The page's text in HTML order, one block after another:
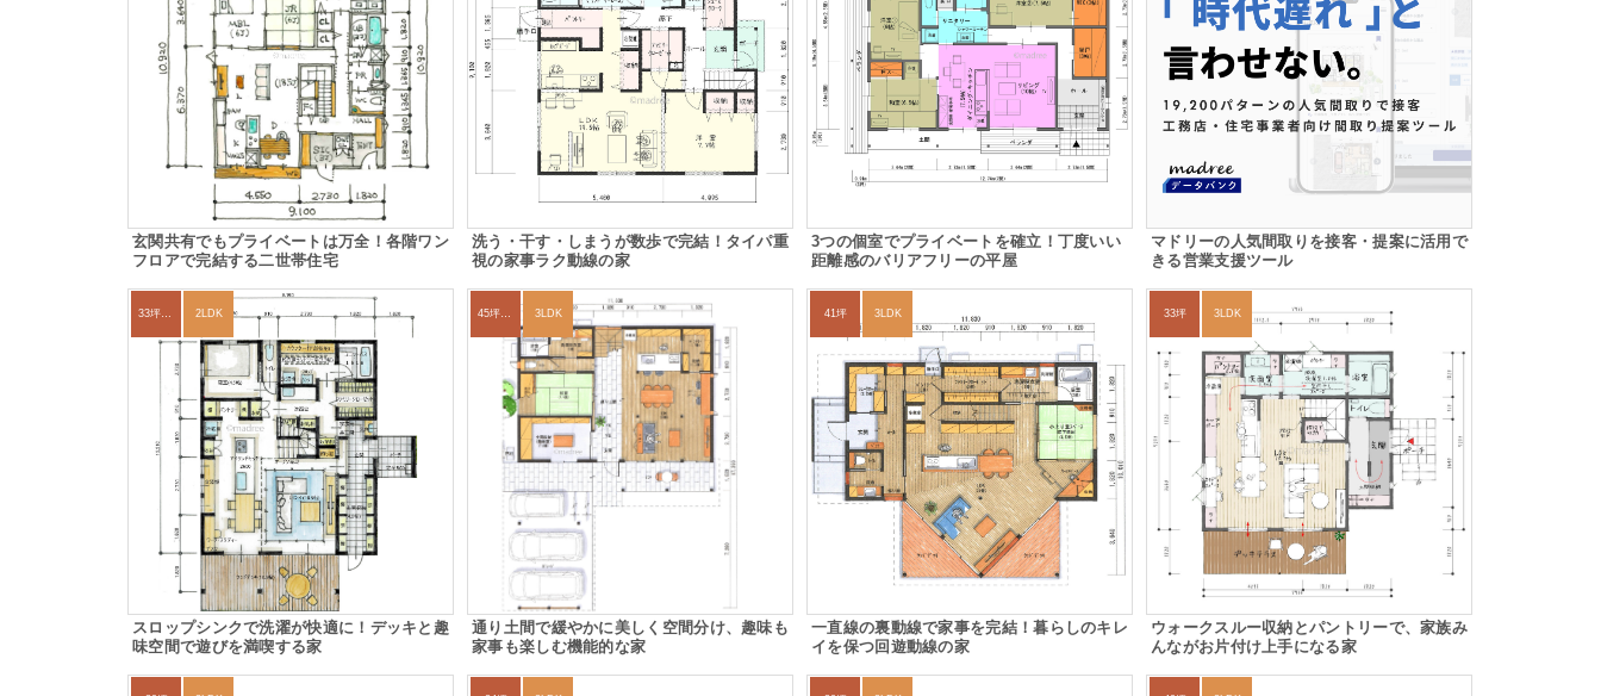
玄関共有でもプライベートは万全！各階ワン
フロアで完結する二世帯住宅
洗う・干す・しまうが数歩で完結！タイパ重
視の家事ラク動線の家
3つの個室でプライベートを確立！丁度いい
距離感のバリアフリーの平屋
マドリーの人気間取りを接客・提案に活用で
きる営業支援ツール
33坪～36坪 2LDK
スロップシンクで洗濯が快適に！デッキと趣
味空間で遊びを満喫する家
45坪～49坪 3LDK
通り土間で緩やかに美しく空間分け、趣味も
家事も楽しむ機能的な家
41坪 3LDK
一直線の裏動線で家事を完結！暮らしのキレ
イを保つ回遊動線の家
33坪 3LDK
ウォークスルー収納とパントリーで、家族み
んながお片付け上手になる家